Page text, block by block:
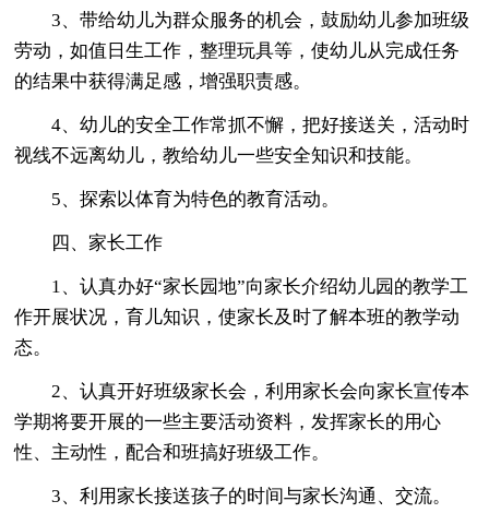
3、带给幼儿为群众服务的机会，鼓励幼儿参加班级
劳动，如值日生工作，整理玩具等，使幼儿从完成任务
的结果中获得满足感，增强职责感。
4、幼儿的安全工作常抓不懈，把好接送关，活动时
视线不远离幼儿，教给幼儿一些安全知识和技能。
5、探索以体育为特色的教育活动。
四、家长工作
1、认真办好“家长园地”向家长介绍幼儿园的教学工
作开展状况，育儿知识，使家长及时了解本班的教学动
态。
2、认真开好班级家长会，利用家长会向家长宣传本
学期将要开展的一些主要活动资料，发挥家长的用心
性、主动性，配合和班搞好班级工作。
3、利用家长接送孩子的时间与家长沟通、交流。